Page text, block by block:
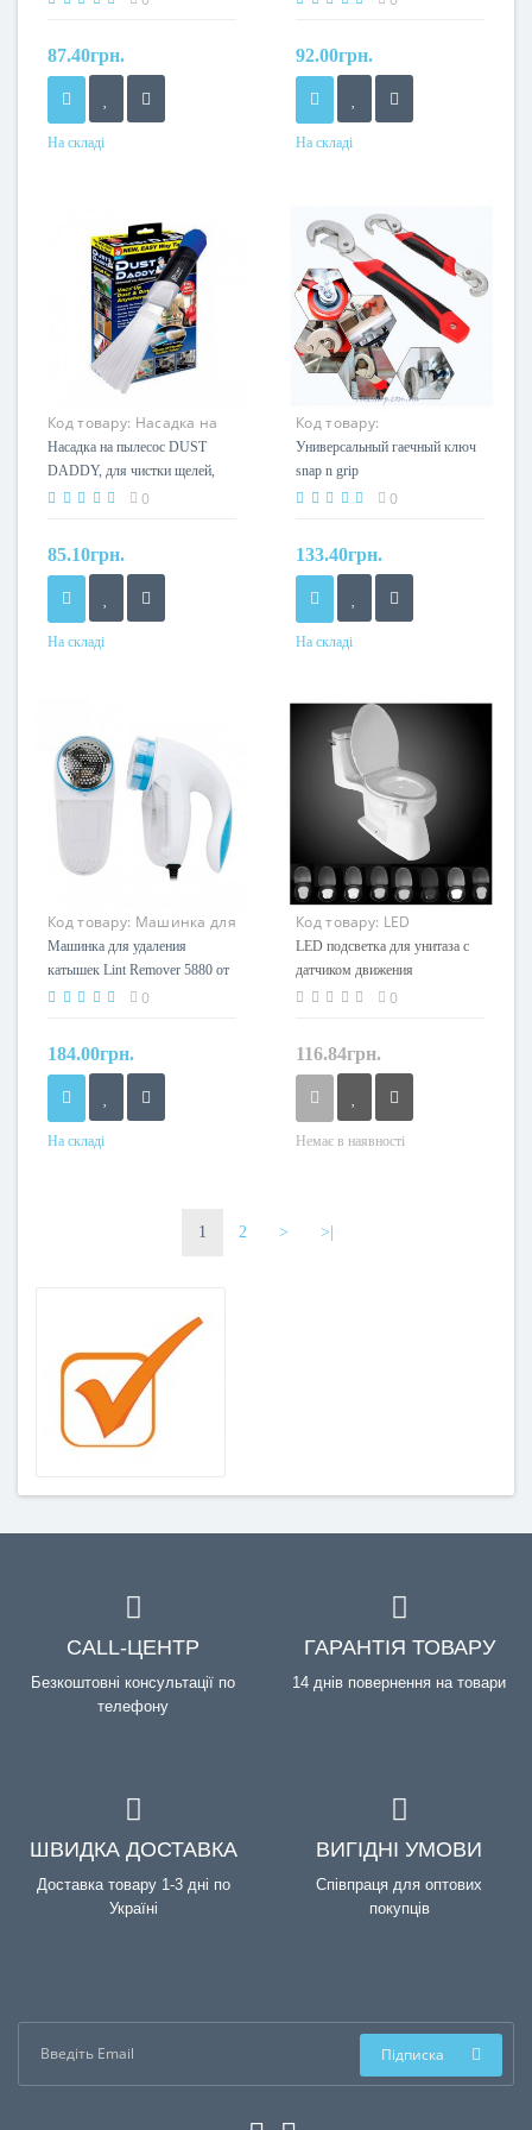
87.40грн.
На складі
92.00грн.
На складі
Код товару: Насадка на
пылесос DUST DADDY
Насадка на пылесос DUST
DADDY, для чистки щелей,
труднодоступных мест
0
85.10грн.
На складі
Код товару:
Универсальный гаечный
ключ snap n grip
Универсальный гаечный ключ
snap n grip
0
133.40грн.
На складі
Код товару: Машинка для
удаления катышек 5880
Машинка для удаления
катышек Lint Remover 5880 от
сети
0
184.00грн.
На складі
Код товару: LED
подсветка для унитаза с
датчиком движения
LED подсветка для унитаза с
датчиком движения
0
116.84грн.
Немає в наявності
1 2 > >|
CALL-ЦЕНТР
Безкоштовні консультації по
телефону
ГАРАНТІЯ ТОВАРУ
14 днів повернення на товари
ШВИДКА ДОСТАВКА
Доставка товару 1-3 дні по
Україні
ВИГІДНІ УМОВИ
Співпраця для оптових
покупців
Підписка